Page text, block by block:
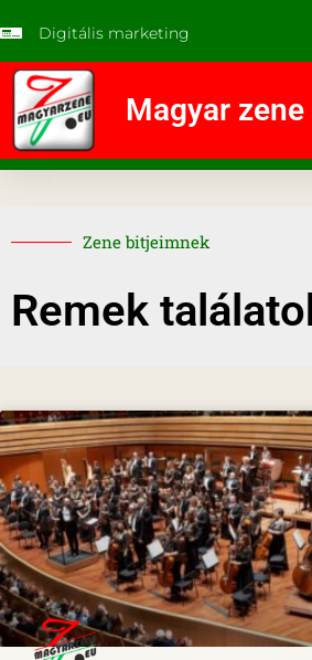
Digitális marketing
Magyar zene
Zene bitjeimnek
Remek